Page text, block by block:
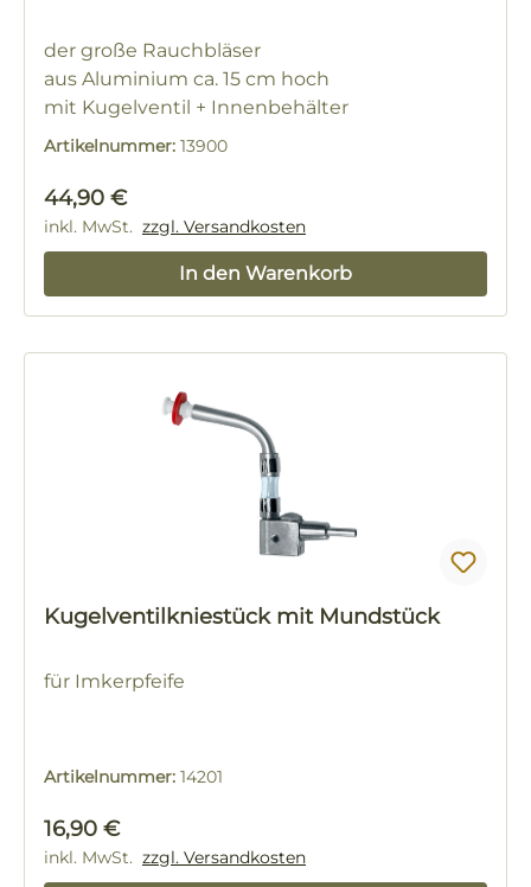
der große Rauchbläser
aus Aluminium ca. 15 cm hoch
mit Kugelventil + Innenbehälter
Artikelnummer: 13900
Regulärer Preis:
44,90 €
inkl. MwSt. zzgl. Versandkosten
In den Warenkorb
Kugelventilkniestück mit Mundstück
für Imkerpfeife
Artikelnummer: 14201
Regulärer Preis:
16,90 €
inkl. MwSt. zzgl. Versandkosten